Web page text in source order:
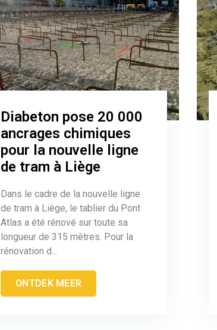
Diabeton pose 20 000
ancrages chimiques
pour la nouvelle ligne
de tram à Liège
Dans le cadre de la nouvelle ligne
de tram à Liège, le tablier du Pont
Atlas a été rénové sur toute sa
longueur de 315 mètres. Pour la
rénovation d...
ONTDEK MEER